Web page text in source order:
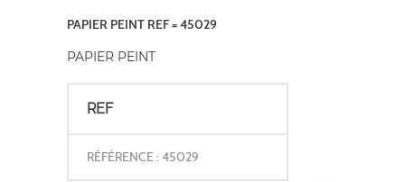
PAPIER PEINT REF = 45029
PAPIER PEINT
REF
RÉFÉRENCE : 45029